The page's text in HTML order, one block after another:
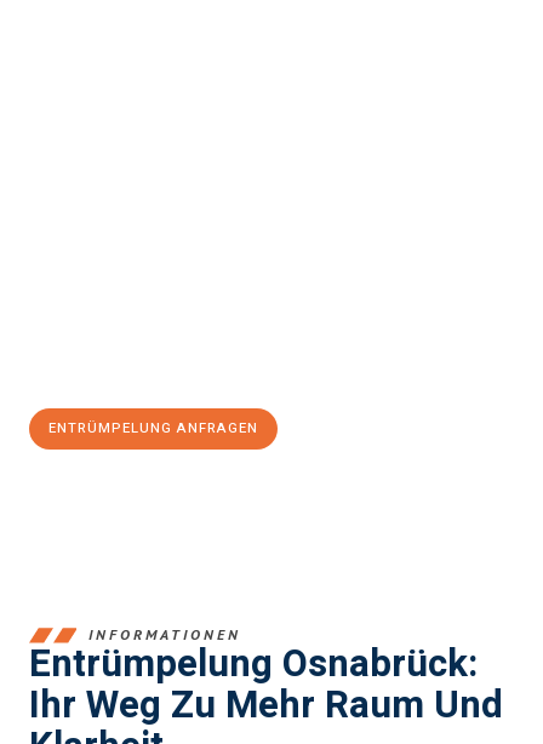
ENTRÜMPELUNG ANFRAGEN
INFORMATIONEN
Entrümpelung Osnabrück:
Ihr Weg Zu Mehr Raum Und